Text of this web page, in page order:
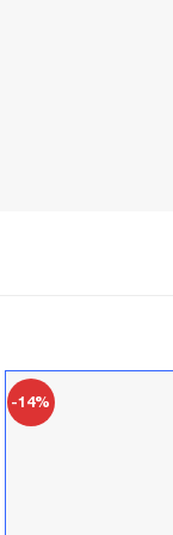
-14%